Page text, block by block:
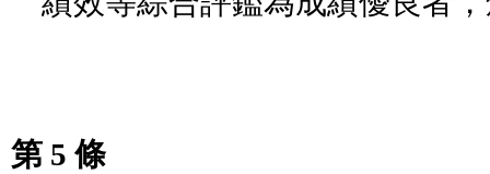
第 5 條